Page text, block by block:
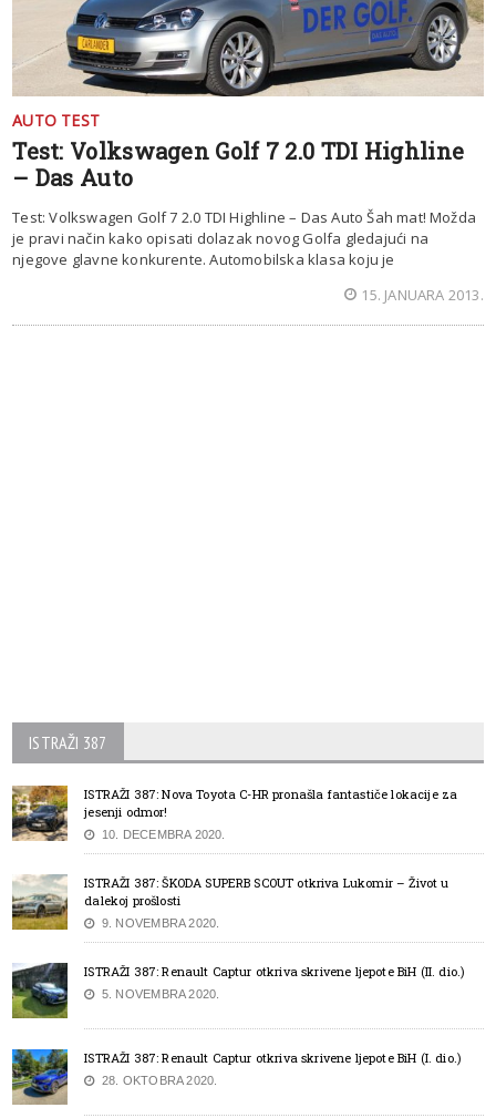
AUTO TEST
Test: Volkswagen Golf 7 2.0 TDI Highline
– Das Auto
Test: Volkswagen Golf 7 2.0 TDI Highline – Das Auto Šah mat! Možda
je pravi način kako opisati dolazak novog Golfa gledajući na
njegove glavne konkurente. Automobilska klasa koju je
15. JANUARA 2013.
ISTRAŽI 387
ISTRAŽI 387: Nova Toyota C-HR pronašla fantastiče lokacije za
jesenji odmor!
10. DECEMBRA 2020.
ISTRAŽI 387: ŠKODA SUPERB SCOUT otkriva Lukomir – Život u
dalekoj prošlosti
9. NOVEMBRA 2020.
ISTRAŽI 387: Renault Captur otkriva skrivene ljepote BiH (II. dio.)
5. NOVEMBRA 2020.
ISTRAŽI 387: Renault Captur otkriva skrivene ljepote BiH (I. dio.)
28. OKTOBRA 2020.